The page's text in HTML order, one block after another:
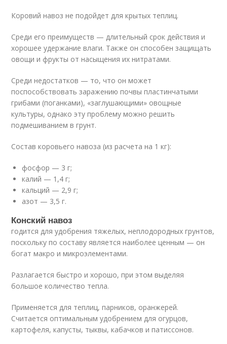
Коровий навоз не подойдет для крытых теплиц.
Среди его преимуществ — длительный срок действия и
хорошее удержание влаги. Также он способен защищать
овощи и фрукты от насыщения их нитратами.
Среди недостатков — то, что он может
поспособствовать заражению почвы пластинчатыми
грибами (поганками), «заглушающими» овощные
культуры, однако эту проблему можно решить
подмешиванием в грунт.
Состав коровьего навоза (из расчета на 1 кг):
фосфор — 3 г;
калий — 1,4 г;
кальций — 2,9 г;
азот — 3,5 г.
Конский навоз
годится для удобрения тяжелых, неплодородных грунтов,
поскольку по составу является наиболее ценным — он
богат макро и микроэлементами.
Разлагается быстро и хорошо, при этом выделяя
большое количество тепла.
Применяется для теплиц, парников, оранжерей.
Считается оптимальным удобрением для огурцов,
картофеля, капусты, тыквы, кабачков и патиссонов.